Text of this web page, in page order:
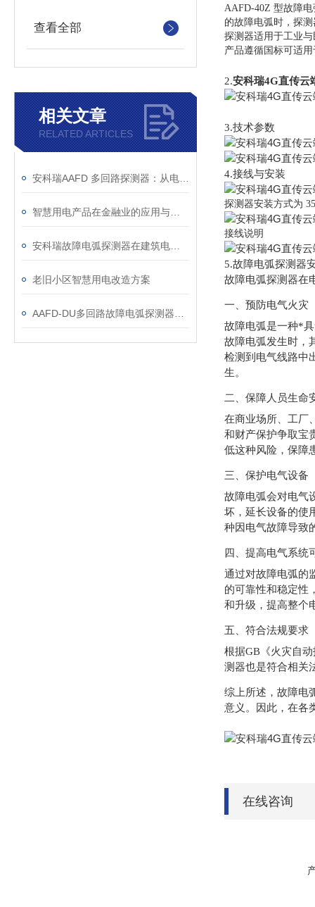
查看全部
相关文章
RELATED ARTICLES
老旧小区智慧用电改造方案
AAFD-40Z 型故障
的故障电弧时，探
探测器适用于工业
产品遵循国标可适
2.安科瑞4G直传云
3.技术参数
4.接线与安装
探测器安装方式为
接线说明
5.故障电弧探测器
故障电弧探测器在
一、预防电气火灾
故障电弧是一种*
故障电弧发生时，
检测到电气线路中
生。
二、保障人员生命
在商业场所、工厂
和财产保护争取宝
低这种风险，保障
三、保护电气设备
故障电弧会对电气
坏，延长设备的使
种因电气故障导致
四、提高电气系统
通过对故障电弧的
的可靠性和稳定性
和升级，提高整个
五、符合法规要求
根据GB《火灾自
测器也是符合相关
综上所述，故障电
意义。因此，在各
在线咨询